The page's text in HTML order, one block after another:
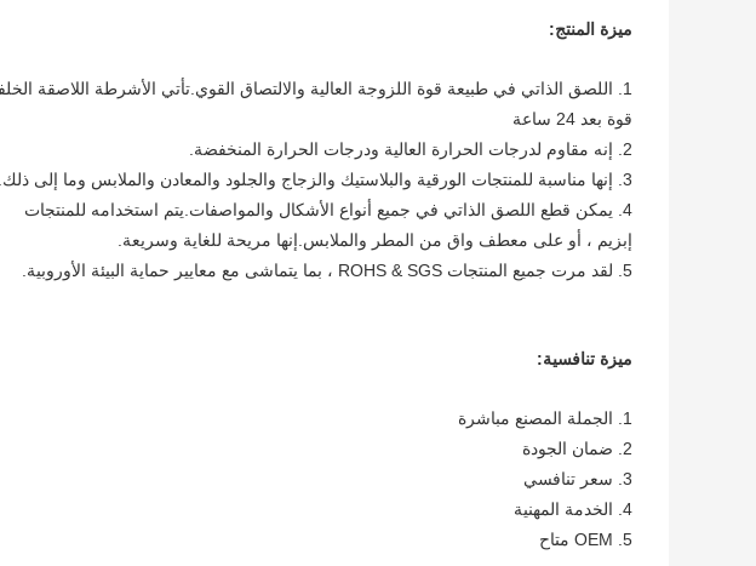
ميزة المنتج:
1. اللصق الذاتي في طبيعة قوة اللزوجة العالية والالتصاق القوي.تأتي الأشرطة اللاصقة
قوة بعد 24 ساعة
2. إنه مقاوم لدرجات الحرارة العالية ودرجات الحرارة المنخفضة.
3. إنها مناسبة للمنتجات الورقية والبلاستيك والزجاج والجلود والمعادن والملابس وما إلى ذلك.
4. يمكن قطع اللصق الذاتي في جميع أنواع الأشكال والمواصفات.يتم استخدامه للمنتجات
إبزيم ، أو على معطف واق من المطر والملابس.إنها مريحة للغاية وسريعة.
5. لقد مرت جميع المنتجات ROHS & SGS ، بما يتماشى مع معايير حماية البيئة الأوروبية.
ميزة تنافسية:
1. الجملة المصنع مباشرة
2. ضمان الجودة
3. سعر تنافسي
4. الخدمة المهنية
5. OEM متاح